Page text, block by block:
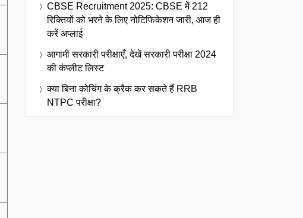
CBSE Recruitment 2025: CBSE में 212
रिक्तियों को भरने के लिए नोटिफिकेशन जारी, आज ही
करें अप्लाई
आगामी सरकारी परीक्षाएँ, देखें सरकारी परीक्षा 2024
की कंप्लीट लिस्ट
क्या बिना कोचिंग के क्रैक कर सकते हैं RRB
NTPC परीक्षा?